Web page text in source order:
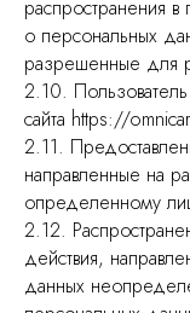
распространения
о персональных
разрешенные для
2.10.
сайта https://
2.11.
направленные на
определенному
2.12.
действия,
данных